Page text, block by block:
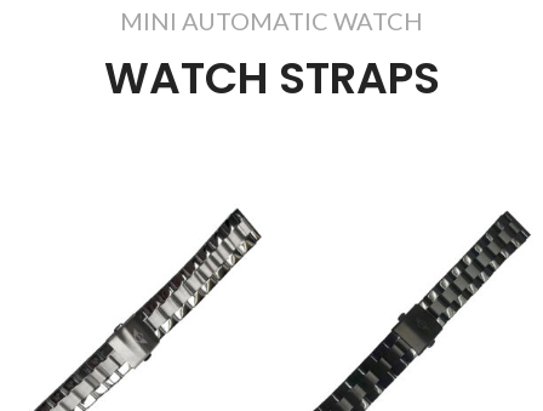
MINI AUTOMATIC WATCH
WATCH STRAPS